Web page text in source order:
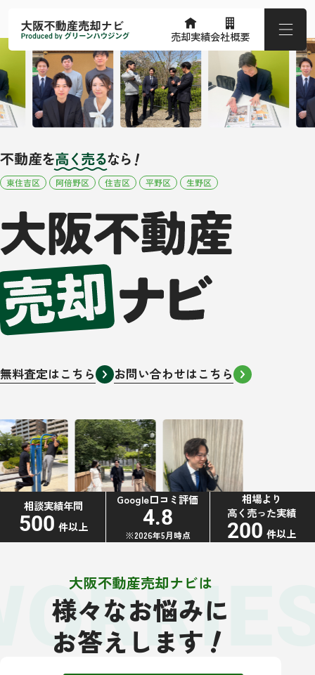
売却実績会社概要
無料査定はこちら お問い合わせはこちら
相談実績年間
500 件以上
Google口コミ評価
4.8
※2026年5月時点
相場より
高く売った実績
200 件以上
大阪不動産売却ナビは
様々なお悩みに
お答えします！